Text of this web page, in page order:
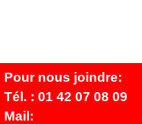
Pour nous joindre:
Tél. : 01 42 07 08 09
Mail: